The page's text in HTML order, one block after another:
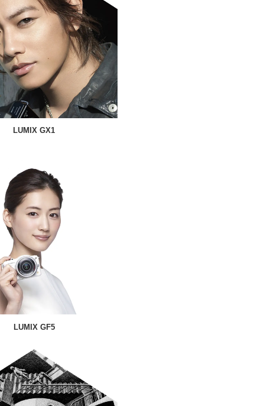
LUMIX GX1
LUMIX GF5